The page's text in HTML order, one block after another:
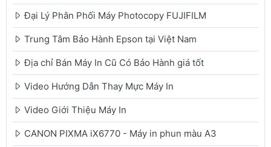
Đại Lý Phân Phối Máy Photocopy FUJIFILM
Trung Tâm Bảo Hành Epson tại Việt Nam
Địa chỉ Bán Máy In Cũ Có Bảo Hành giá tốt
Video Hướng Dẫn Thay Mực Máy In
Video Giới Thiệu Máy In
CANON PIXMA iX6770 - Máy in phun màu A3